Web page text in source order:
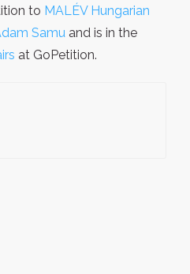
to MALÉV Hungarian
Samu and is in the
at GoPetition.